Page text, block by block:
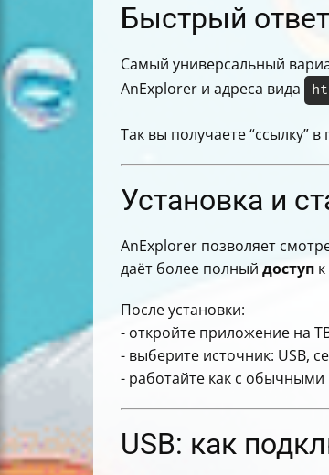
Быстрый
Самый универсальный
AnExplorer и адреса вида
Так вы получаете “ссылку”
Установка и
AnExplorer позволяет
даёт более полный доступ
После установки:
- откройте приложение на
- выберите источник: USB,
- работайте как с
USB: как